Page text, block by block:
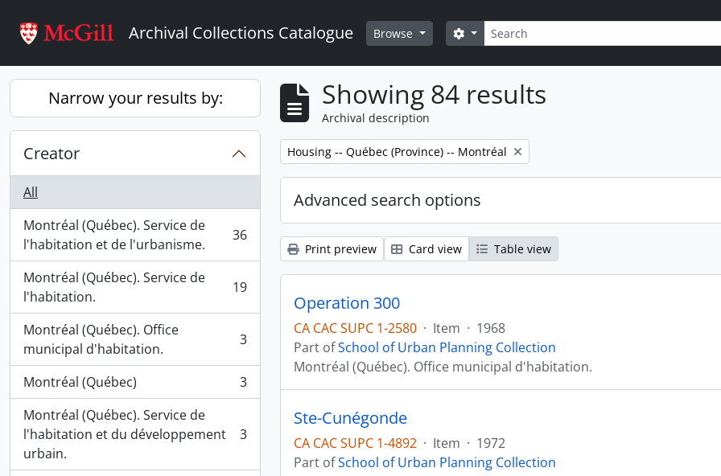
Archival Collections Catalogue Browse Search
Search options
Narrow your results by:
Creator
All
Montréal (Québec). Service de
l'habitation et de l'urbanisme.
, 36 results 36
Montréal (Québec). Service de
l'habitation.
, 19 results 19
Montréal (Québec). Office
municipal d'habitation.
, 3 results 3
Montréal (Québec)
, 3 results
3
Montréal (Québec). Service de
l'habitation et du développement
urbain.
, 3 results 3
Showing 84 results
Archival description
Remove filter:
Housing -- Québec (Province) -- Montréal
Advanced search options
Print preview Card view Table view
Operation 300
CA CAC SUPC 1-2580 · Item · 1968
Part ofSchool of Urban Planning Collection
Montréal (Québec). Office municipal d'habitation.
Ste-Cunégonde
CA CAC SUPC 1-4892 · Item · 1972
Part ofSchool of Urban Planning Collection